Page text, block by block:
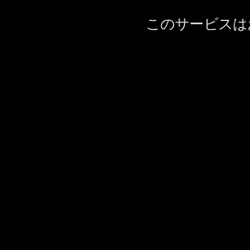
このサービス